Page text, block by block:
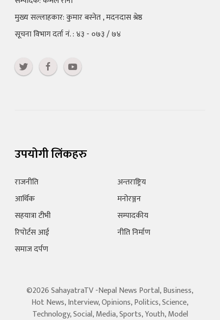
मुख्य सल्लाहकार: कुमार बस्नेत , मदनदास श्रेष्ठ
सूचना विभाग दर्ता नं. : ४३ - ०७३ / ७४
उपयोगी लिंकहरु
राजनीति
आर्थिक
सहयात्रा टीभी
रिपोर्टस आई
समाज दर्पण
अन्तराष्ट्रिय
मनोरञ्जन
सम्पादकीय
नीति निर्माण
©2026 SahayatraTV -Nepal News Portal, Business,
Hot News, Interview, Opinions, Politics, Science,
Technology, Social, Media, Sports, Youth, Model